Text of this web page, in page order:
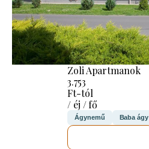
Zoli Apartmanok
3.753
Ft-tól
/ éj / fő
Ágynemű Baba ágy